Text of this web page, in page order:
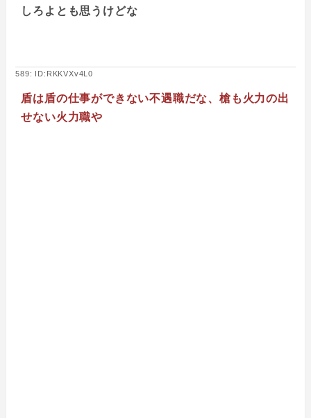
しろよとも思うけどな
589: ID:RKKVXv4L0
盾は盾の仕事ができない不遇職だな、槍も火力の出
せない火力職や